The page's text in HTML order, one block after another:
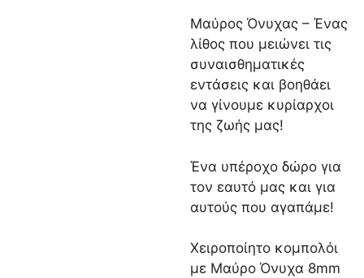
Μαύρος Όνυχας – Ένας
λίθος που μειώνει τις
συναισθηματικές
εντάσεις και βοηθάει
να γίνουμε κυρίαρχοι
της ζωής μας!
Ένα υπέροχο δώρο για
τον εαυτό μας και για
αυτούς που αγαπάμε!
Χειροποίητο κομπολόι
με Μαύρο Όνυχα 8mm